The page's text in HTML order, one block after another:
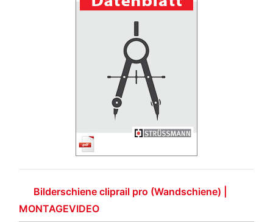
Bilderschiene cliprail pro (Wandschiene) |
MONTAGEVIDEO